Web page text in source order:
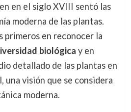
en el siglo XVIII sentó las
moderna de las plantas.
primeros en reconocer la
biológica y en
detallado de las plantas en
una visión que se considera
moderna.